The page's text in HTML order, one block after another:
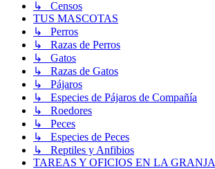
↳ Censos
TUS MASCOTAS
↳ Perros
↳ Razas de Perros
↳ Gatos
↳ Razas de Gatos
↳ Pájaros
↳ Especies de Pájaros de Compañía
↳ Roedores
↳ Peces
↳ Especies de Peces
↳ Reptiles y Anfibios
TAREAS Y OFICIOS EN LA GRANJA